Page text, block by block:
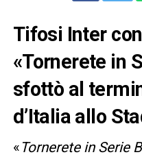
Tifosi Inter
«Tornerete in
sfottò al
d’Italia allo
« Tornerete in Serie B